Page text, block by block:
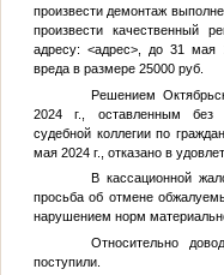
произвести демонтаж
произвести качественный
адресу:<адрес> , до 31 мая
вреда в размере 25000 руб.
Решением
2024 г., оставленным без
судебной коллегии по
мая 2024 г., отказано в
В кассационной
просьба об отмене
нарушением норм
Относительно
поступили.